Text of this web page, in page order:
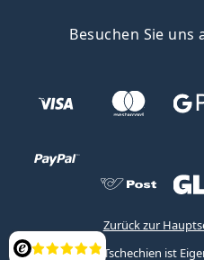
Bewertung
Besuchen Sie uns
Zurück zur
Lentiamo s.r.o., Tschechien ist